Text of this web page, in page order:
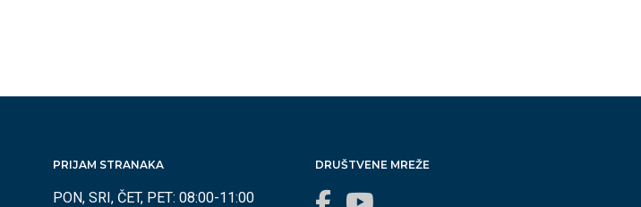
PRIJAM STRANAKA
PON, SRI, ČET, PET: 08:00-11:00
DRUŠTVENE MREŽE